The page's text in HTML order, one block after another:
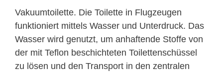
Vakuumtoilette. Die Toilette in Flugzeugen
funktioniert mittels Wasser und Unterdruck. Das
Wasser wird genutzt, um anhaftende Stoffe von
der mit Teflon beschichteten Toilettenschüssel
zu lösen und den Transport in den zentralen